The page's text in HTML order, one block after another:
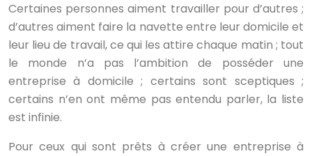
Certaines personnes aiment travailler pour d’autres ;
d’autres aiment faire la navette entre leur domicile et
leur lieu de travail, ce qui les attire chaque matin ; tout
le monde n’a pas l’ambition de posséder une
entreprise à domicile ; certains sont sceptiques ;
certains n’en ont même pas entendu parler, la liste
est infinie.
Pour ceux qui sont prêts à créer une entreprise à